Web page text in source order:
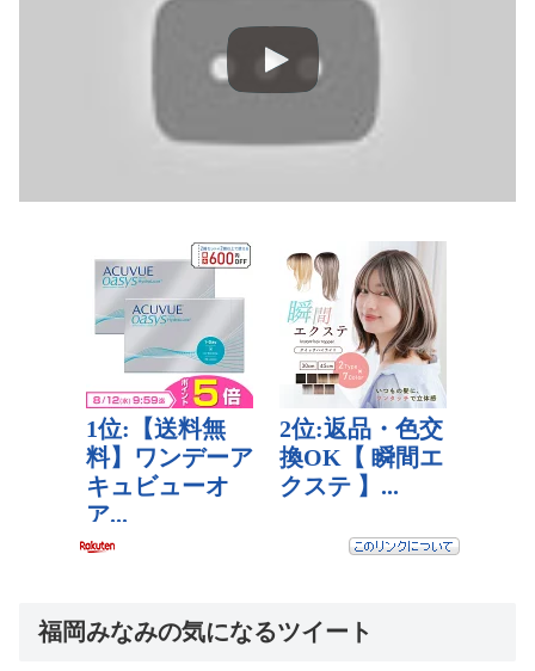
福岡みなみの気になるツイート